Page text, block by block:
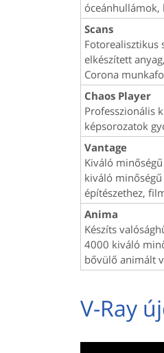
óceánhullámok,
Scans
Fotorealisztikus
elkészített
Corona
Chaos Player
Professzionális
képsorozatok
Vantage
Kiváló
kiváló
építészethez,
Anima
Készíts
4000 kiváló
bővülő animált
V-Ray